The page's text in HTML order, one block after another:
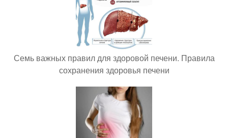
Семь важных правил для здоровой печени. Правила
сохранения здоровья печени